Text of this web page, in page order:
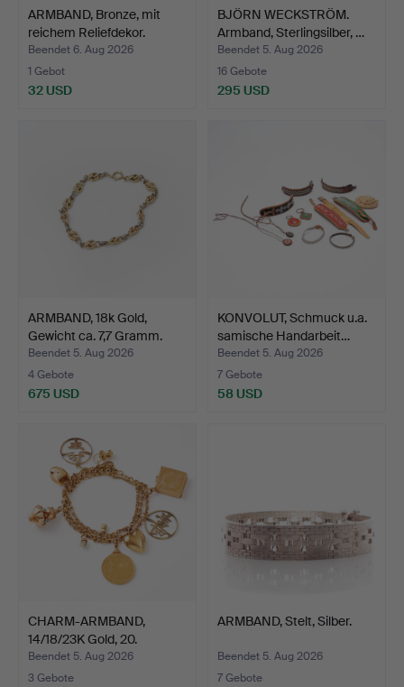
ARMBAND, Bronze, mit
reichem Reliefdekor.
Beendet 6. Aug 2026
1 Gebot
32 USD
BJÖRN WECKSTRÖM.
Armband, Sterlingsilber, …
Beendet 5. Aug 2026
16 Gebote
295 USD
ARMBAND, 18k Gold,
Gewicht ca. 7,7 Gramm.
Beendet 5. Aug 2026
4 Gebote
675 USD
KONVOLUT, Schmuck u.a.
samische Handarbeit…
Beendet 5. Aug 2026
7 Gebote
58 USD
CHARM-ARMBAND,
14/18/23K Gold, 20.
Jahrhun…
Beendet 5. Aug 2026
3 Gebote
ARMBAND, Stelt, Silber.
Beendet 5. Aug 2026
7 Gebote